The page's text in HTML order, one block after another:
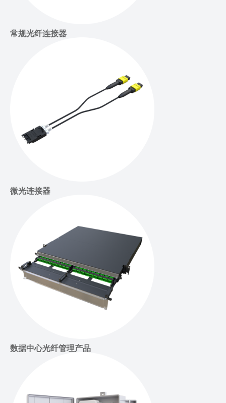
常规光纤连接器
微光连接器
数据中心光纤管理产品